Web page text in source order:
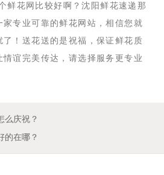
花网比较好啊？沈阳鲜花速递那
家专业可靠的鲜花网站，相信您就
！送花送的是祝福，保证鲜花质
谊完美传达，请选择服务更专业
么庆祝？
的在哪？